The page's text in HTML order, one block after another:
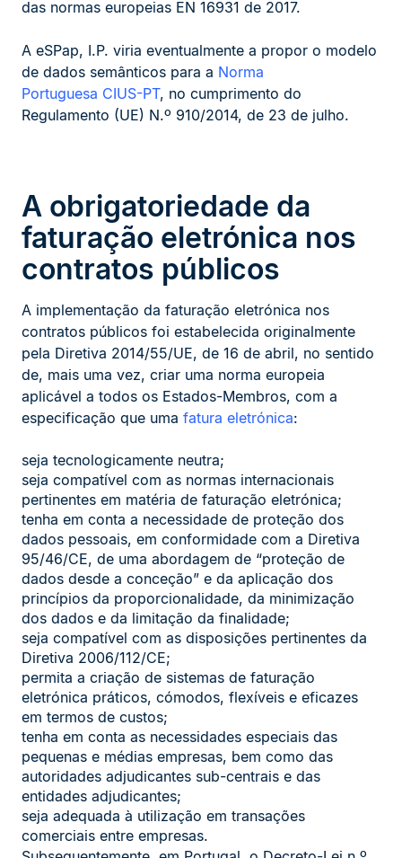
das normas europeias EN 16931 de 2017.
A eSPap, I.P. viria eventualmente a propor o modelo
de dados semânticos para a Norma
Portuguesa CIUS-PT, no cumprimento do
Regulamento (UE) N.º 910/2014, de 23 de julho.
A obrigatoriedade da
faturação eletrónica nos
contratos públicos
A implementação da faturação eletrónica nos
contratos públicos foi estabelecida originalmente
pela Diretiva 2014/55/UE, de 16 de abril, no sentido
de, mais uma vez, criar uma norma europeia
aplicável a todos os Estados-Membros, com a
especificação que uma fatura eletrónica:
seja tecnologicamente neutra;
seja compatível com as normas internacionais
pertinentes em matéria de faturação eletrónica;
tenha em conta a necessidade de proteção dos
dados pessoais, em conformidade com a Diretiva
95/46/CE, de uma abordagem de “proteção de
dados desde a conceção” e da aplicação dos
princípios da proporcionalidade, da minimização
dos dados e da limitação da finalidade;
seja compatível com as disposições pertinentes da
Diretiva 2006/112/CE;
permita a criação de sistemas de faturação
eletrónica práticos, cómodos, flexíveis e eficazes
em termos de custos;
tenha em conta as necessidades especiais das
pequenas e médias empresas, bem como das
autoridades adjudicantes sub-centrais e das
entidades adjudicantes;
seja adequada à utilização em transações
comerciais entre empresas.